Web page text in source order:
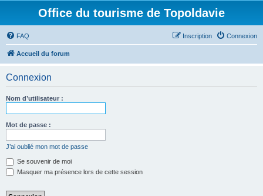
Office du tourisme de Topoldavie
FAQ Connexion
Inscription
Accueil du forum
Connexion
Nom d’utilisateur :
Mot de passe :
J’ai oublié mon mot de passe
Se souvenir de moi
Masquer ma présence lors de cette session